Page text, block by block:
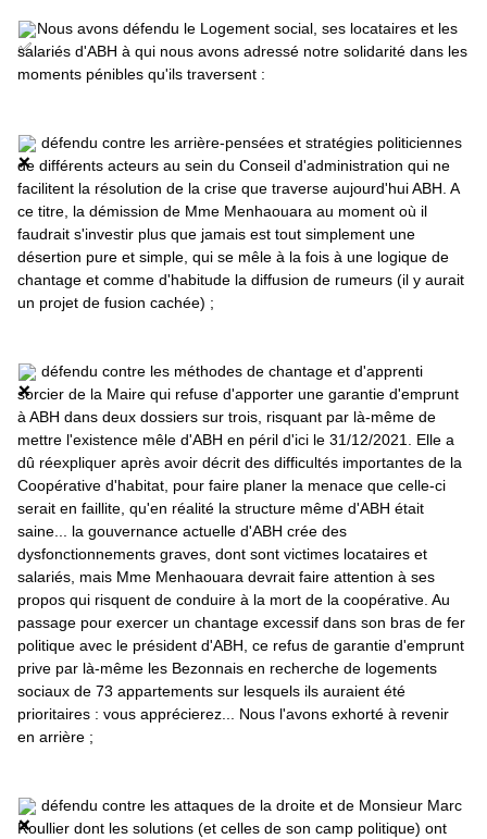
Nous avons défendu le Logement social, ses locataires et les
salariés d'ABH à qui nous avons adressé notre solidarité dans les
moments pénibles qu'ils traversent :
défendu contre les arrière-pensées et stratégies politiciennes
de différents acteurs au sein du Conseil d'administration qui ne
facilitent la résolution de la crise que traverse aujourd'hui ABH. A
ce titre, la démission de Mme Menhaouara au moment où il
faudrait s'investir plus que jamais est tout simplement une
désertion pure et simple, qui se mêle à la fois à une logique de
chantage et comme d'habitude la diffusion de rumeurs (il y aurait
un projet de fusion cachée) ;
défendu contre les méthodes de chantage et d'apprenti
sorcier de la Maire qui refuse d'apporter une garantie d'emprunt
à ABH dans deux dossiers sur trois, risquant par là-même de
mettre l'existence mêle d'ABH en péril d'ici le 31/12/2021. Elle a
dû réexpliquer après avoir décrit des difficultés importantes de la
Coopérative d'habitat, pour faire planer la menace que celle-ci
serait en faillite, qu'en réalité la structure même d'ABH était
saine... la gouvernance actuelle d'ABH crée des
dysfonctionnements graves, dont sont victimes locataires et
salariés, mais Mme Menhaouara devrait faire attention à ses
propos qui risquent de conduire à la mort de la coopérative. Au
passage pour exercer un chantage excessif dans son bras de fer
politique avec le président d'ABH, ce refus de garantie d'emprunt
prive par là-même les Bezonnais en recherche de logements
sociaux de 73 appartements sur lesquels ils auraient été
prioritaires : vous apprécierez... Nous l'avons exhorté à revenir
en arrière ;
défendu contre les attaques de la droite et de Monsieur Marc
Roullier dont les solutions (et celles de son camp politique) ont